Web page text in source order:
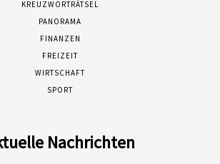
KREUZWORTRÄTSEL
PANORAMA
FINANZEN
FREIZEIT
WIRTSCHAFT
SPORT
Nachrichten